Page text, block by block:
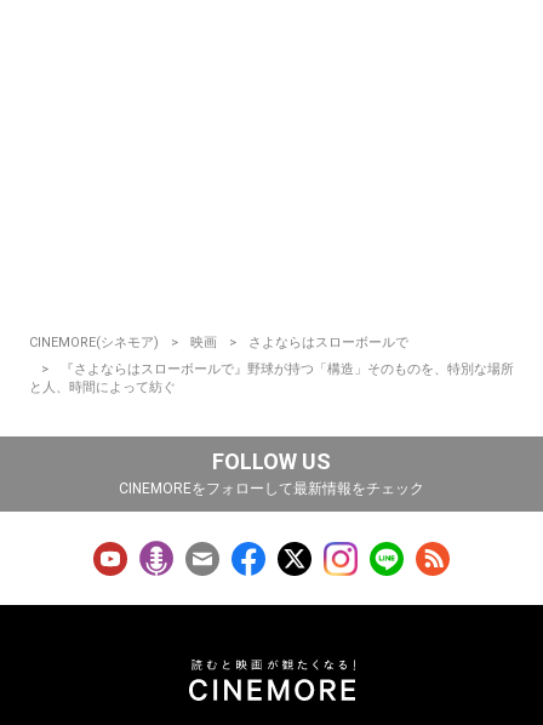
CINEMORE(シネモア) 映画
さよならはスローボールで
『さよならはスローボールで』野球が持つ「構造」そのものを、特別な場所
と人、時間によって紡ぐ
FOLLOW US
CINEMOREをフォローして最新情報をチェック